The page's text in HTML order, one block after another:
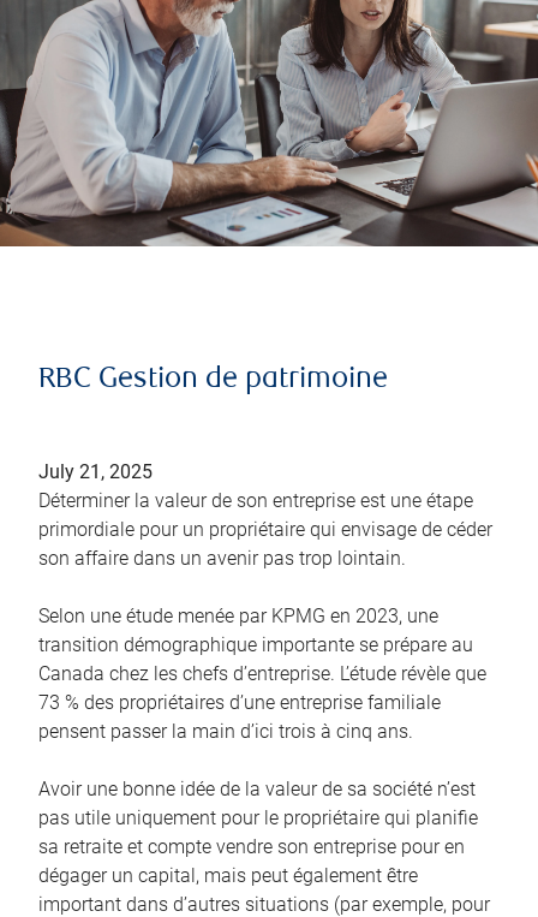
RBC Gestion de patrimoine
July 21, 2025
Déterminer la valeur de son entreprise est une étape
primordiale pour un propriétaire qui envisage de céder
son affaire dans un avenir pas trop lointain.
Selon une étude menée par KPMG en 2023, une
transition démographique importante se prépare au
Canada chez les chefs d’entreprise. L’étude révèle que
73 % des propriétaires d’une entreprise familiale
pensent passer la main d’ici trois à cinq ans.
Avoir une bonne idée de la valeur de sa société n’est
pas utile uniquement pour le propriétaire qui planifie
sa retraite et compte vendre son entreprise pour en
dégager un capital, mais peut également être
important dans d’autres situations (par exemple, pour